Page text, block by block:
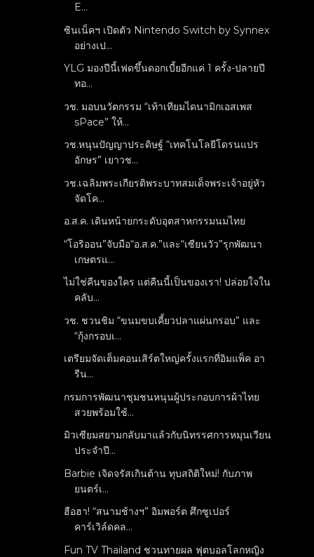
E...
ซินเน็คฯ เปิดตัว Nintendo Switch by Synnex
อย่างเป...
YLG มองปีนี้เฟดขึ้นดอกเบี้ยอีกแค่ 1 ครั้ง-ปลายปี
ทอ...
วช. มอบนวัตกรรม “เท้าเทียมไดนามิกเอสเพส
sPace” ให้...
วช.หนุนปัญญาประดิษฐ์ “เทคโนโลยีโดรนแปร
อักษร” เยาวช...
วช.เฉลิมพระเกียรติพระบาทสมเด็จพระเจ้าอยู่หัว
จัดโค...
อ.ส.ค. เดินหน้ายกระดับอุตสาหกรรมนมไทย
“โอริออน”จับมือ“อ.ส.ค.”และ“เซียนวัว”รุกพัฒนา
เกษตรแ...
ไม่ใช่คืนของใคร แต่คืนนี้เป็นของเรา! ปล่อยใจใน
คลับ...
วช. ชวนชิม “ขนมขบเคี้ยวปลาแผ่นกรอบ” และ
“กุ้งกรอบเ...
เตรียมจัดเต็มคอนเสิร์ตใหญ่ครั้งแรกที่อิมแพ็ค อา
รีน...
กรมการพัฒนาชุมชนหนุนผู้ประกอบการผ้าไทย
สวยพร้อมใช้...
มิวเซียมสยามกลับมาแล้วกับนิทรรศการหมุนเวียน
ประจำปี...
Barbie เจิดจรัสเกินต้าน ทุบสถิติใหม่! กับภาพ
ยนตร์เ...
ฮือฮา! “สนามช้างฯ” อิมพอร์ต ศึกซูเปอร์
คาร์เวิล์ดคล...
Fun TV Thailand ชวนทายผล ฟุตบอลโลกหญิง